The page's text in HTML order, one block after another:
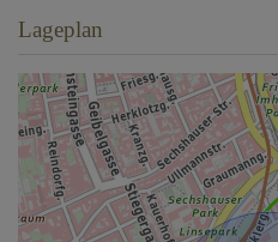
Lageplan